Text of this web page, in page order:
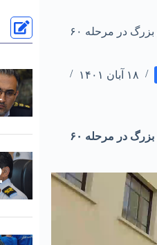
دستگیری ۶۰۴ سارق و مالخر در شصتمین مرحله طرح رعد پلیس پیشگیری پایتخت.فرمانده انتظامی تهران بزرگ در مرحله ۶۰
۱۸ آبان ۱۴۰۱
بزرگ در مرحله ۶۰